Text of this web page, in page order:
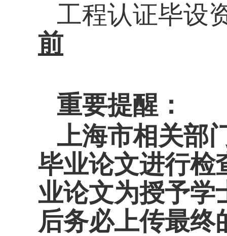
工程认证毕设
前
重要提醒：
上海市相关部
毕业论文进行检
业论文为授予学
后务必上传最终